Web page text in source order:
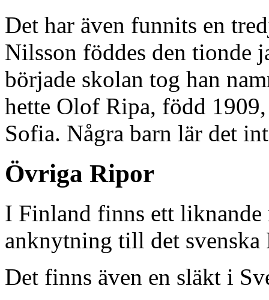
Det har även funnits en
Nilsson föddes den tionde
började skolan tog han
hette Olof Ripa, född
Sofia. Några barn lär det
Övriga Ripor
I Finland finns ett liknande
anknytning till det svenska
Det finns även en släkt i